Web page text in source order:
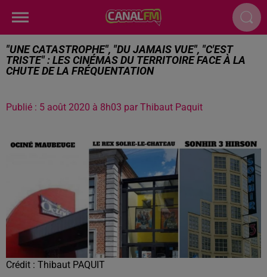
"UNE CATASTROPHE", "DU JAMAIS VUE", "C'EST
TRISTE" : LES CINÉMAS DU TERRITOIRE FACE À LA
CHUTE DE LA FRÉQUENTATION
Publié : 5 août 2020 à 8h03 par Thibaut Paquit
Crédit : Thibaut PAQUIT